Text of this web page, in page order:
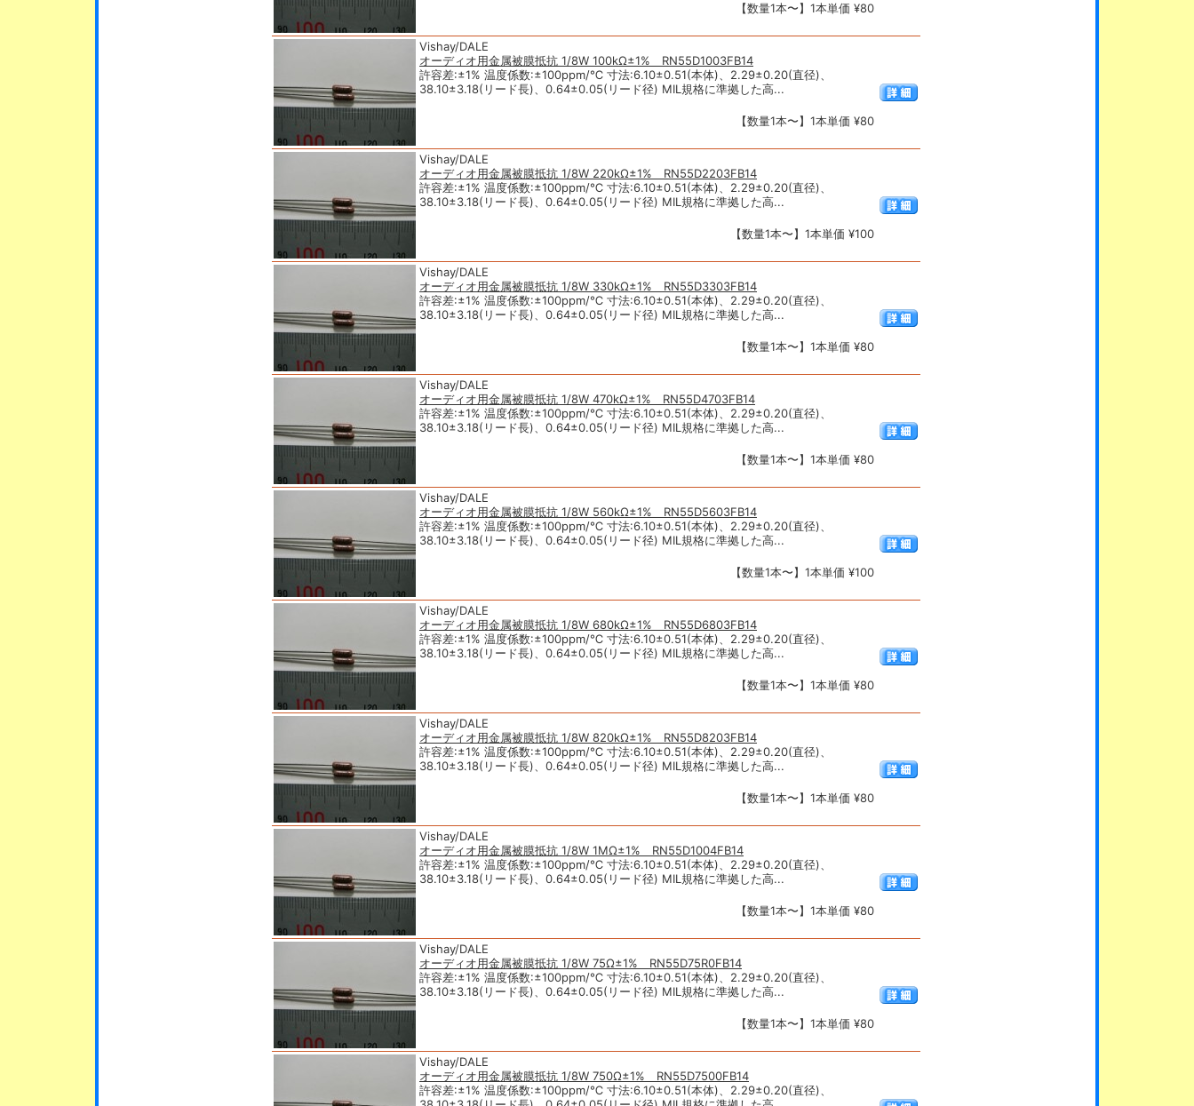
【数量1本〜】1本単価 ¥80
Vishay/DALE
オーディオ用金属被膜抵抗 1/8W 100kΩ±1% RN55D1003FB14
許容差:±1% 温度係数:±100ppm/℃ 寸法:6.10±0.51(本体)、2.29±0.20(直径)、
38.10±3.18(リード長)、0.64±0.05(リード径) MIL規格に準拠した高...
【数量1本〜】1本単価 ¥80
Vishay/DALE
オーディオ用金属被膜抵抗 1/8W 220kΩ±1% RN55D2203FB14
許容差:±1% 温度係数:±100ppm/℃ 寸法:6.10±0.51(本体)、2.29±0.20(直径)、
38.10±3.18(リード長)、0.64±0.05(リード径) MIL規格に準拠した高...
【数量1本〜】1本単価 ¥100
Vishay/DALE
オーディオ用金属被膜抵抗 1/8W 330kΩ±1% RN55D3303FB14
許容差:±1% 温度係数:±100ppm/℃ 寸法:6.10±0.51(本体)、2.29±0.20(直径)、
38.10±3.18(リード長)、0.64±0.05(リード径) MIL規格に準拠した高...
【数量1本〜】1本単価 ¥80
Vishay/DALE
オーディオ用金属被膜抵抗 1/8W 470kΩ±1% RN55D4703FB14
許容差:±1% 温度係数:±100ppm/℃ 寸法:6.10±0.51(本体)、2.29±0.20(直径)、
38.10±3.18(リード長)、0.64±0.05(リード径) MIL規格に準拠した高...
【数量1本〜】1本単価 ¥80
Vishay/DALE
オーディオ用金属被膜抵抗 1/8W 560kΩ±1% RN55D5603FB14
許容差:±1% 温度係数:±100ppm/℃ 寸法:6.10±0.51(本体)、2.29±0.20(直径)、
38.10±3.18(リード長)、0.64±0.05(リード径) MIL規格に準拠した高...
【数量1本〜】1本単価 ¥100
Vishay/DALE
オーディオ用金属被膜抵抗 1/8W 680kΩ±1% RN55D6803FB14
許容差:±1% 温度係数:±100ppm/℃ 寸法:6.10±0.51(本体)、2.29±0.20(直径)、
38.10±3.18(リード長)、0.64±0.05(リード径) MIL規格に準拠した高...
【数量1本〜】1本単価 ¥80
Vishay/DALE
オーディオ用金属被膜抵抗 1/8W 820kΩ±1% RN55D8203FB14
許容差:±1% 温度係数:±100ppm/℃ 寸法:6.10±0.51(本体)、2.29±0.20(直径)、
38.10±3.18(リード長)、0.64±0.05(リード径) MIL規格に準拠した高...
【数量1本〜】1本単価 ¥80
Vishay/DALE
オーディオ用金属被膜抵抗 1/8W 1MΩ±1% RN55D1004FB14
許容差:±1% 温度係数:±100ppm/℃ 寸法:6.10±0.51(本体)、2.29±0.20(直径)、
38.10±3.18(リード長)、0.64±0.05(リード径) MIL規格に準拠した高...
【数量1本〜】1本単価 ¥80
Vishay/DALE
オーディオ用金属被膜抵抗 1/8W 75Ω±1% RN55D75R0FB14
許容差:±1% 温度係数:±100ppm/℃ 寸法:6.10±0.51(本体)、2.29±0.20(直径)、
38.10±3.18(リード長)、0.64±0.05(リード径) MIL規格に準拠した高...
【数量1本〜】1本単価 ¥80
Vishay/DALE
オーディオ用金属被膜抵抗 1/8W 750Ω±1% RN55D7500FB14
許容差:±1% 温度係数:±100ppm/℃ 寸法:6.10±0.51(本体)、2.29±0.20(直径)、